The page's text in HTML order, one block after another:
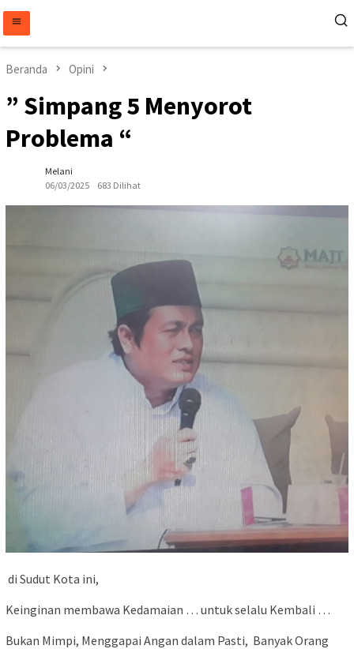
konten
Beranda Opini
” Simpang 5 Menyorot
Problema “
Melani
06/03/2025
683 Dilihat
di Sudut Kota ini,
Keinginan membawa Kedamaian … untuk selalu Kembali …
Bukan Mimpi, Menggapai Angan dalam Pasti, Banyak Orang